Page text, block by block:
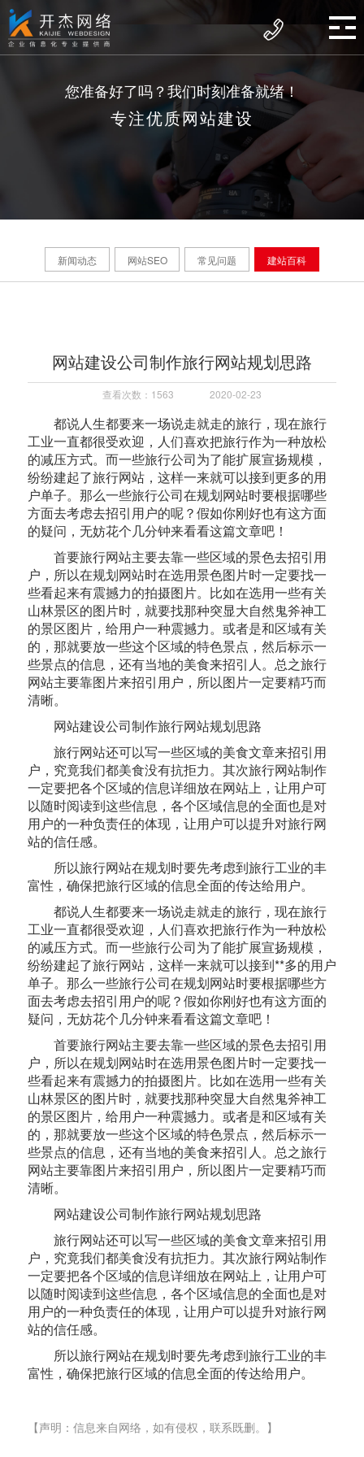
您准备好了吗？我们时刻准备就绪！
专注优质网站建设
新闻动态 网站SEO 常见问题 建站百科
网站建设公司制作旅行网站规划思路
查看次数：1563 2020-02-23
都说人生都要来一场说走就走的旅行，现在旅行
工业一直都很受欢迎，人们喜欢把旅行作为一种放松
的减压方式。而一些旅行公司为了能扩展宣扬规模，
纷纷建起了旅行网站，这样一来就可以接到更多的用
户单子。那么一些旅行公司在规划网站时要根据哪些
方面去考虑去招引用户的呢？假如你刚好也有这方面
的疑问，无妨花个几分钟来看看这篇文章吧！
首要旅行网站主要去靠一些区域的景色去招引用
户，所以在规划网站时在选用景色图片时一定要找一
些看起来有震撼力的拍摄图片。比如在选用一些有关
山林景区的图片时，就要找那种突显大自然鬼斧神工
的景区图片，给用户一种震撼力。或者是和区域有关
的，那就要放一些这个区域的特色景点，然后标示一
些景点的信息，还有当地的美食来招引人。总之旅行
网站主要靠图片来招引用户，所以图片一定要精巧而
清晰。
网站建设公司制作旅行网站规划思路
旅行网站还可以写一些区域的美食文章来招引用
户，究竟我们都美食没有抗拒力。其次旅行网站制作
一定要把各个区域的信息详细放在网站上，让用户可
以随时阅读到这些信息，各个区域信息的全面也是对
用户的一种负责任的体现，让用户可以提升对旅行网
站的信任感。
所以旅行网站在规划时要先考虑到旅行工业的丰
富性，确保把旅行区域的信息全面的传达给用户。
都说人生都要来一场说走就走的旅行，现在旅行
工业一直都很受欢迎，人们喜欢把旅行作为一种放松
的减压方式。而一些旅行公司为了能扩展宣扬规模，
纷纷建起了旅行网站，这样一来就可以接到**多的用户
单子。那么一些旅行公司在规划网站时要根据哪些方
面去考虑去招引用户的呢？假如你刚好也有这方面的
疑问，无妨花个几分钟来看看这篇文章吧！
首要旅行网站主要去靠一些区域的景色去招引用
户，所以在规划网站时在选用景色图片时一定要找一
些看起来有震撼力的拍摄图片。比如在选用一些有关
山林景区的图片时，就要找那种突显大自然鬼斧神工
的景区图片，给用户一种震撼力。或者是和区域有关
的，那就要放一些这个区域的特色景点，然后标示一
些景点的信息，还有当地的美食来招引人。总之旅行
网站主要靠图片来招引用户，所以图片一定要精巧而
清晰。
网站建设公司制作旅行网站规划思路
旅行网站还可以写一些区域的美食文章来招引用
户，究竟我们都美食没有抗拒力。其次旅行网站制作
一定要把各个区域的信息详细放在网站上，让用户可
以随时阅读到这些信息，各个区域信息的全面也是对
用户的一种负责任的体现，让用户可以提升对旅行网
站的信任感。
所以旅行网站在规划时要先考虑到旅行工业的丰
富性，确保把旅行区域的信息全面的传达给用户。
【声明：信息来自网络，如有侵权，联系既删。】